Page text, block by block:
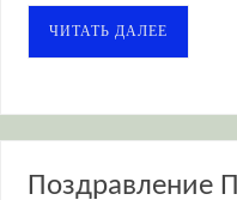
ЧИТАТЬ ДАЛЕЕ
Поздравление